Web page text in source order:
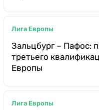
Лига Европы
Зальцбург – Пафос:
третьего
Европы
Лига Европы